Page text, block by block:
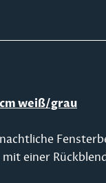
weiß/grau
einer